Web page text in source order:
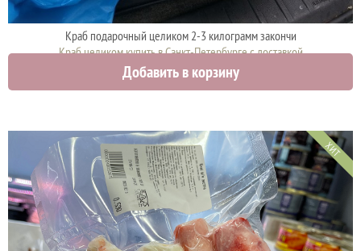
Краб подарочный целиком 2-3 килограмм закончи
Краб целиком купить в Санкт-Петербурге с доставкой
5000 руб.
Добавить в корзину
ХИТ